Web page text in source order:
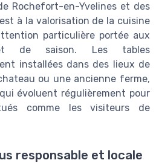
Rochefort-en-Yvelines et des
à la valorisation de la cuisine
particulière portée aux
de saison. Les tables
installées dans des lieux de
ou une ancienne ferme,
évoluent régulièrement pour
comme les visiteurs de
responsable et locale